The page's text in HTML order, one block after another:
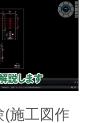
(施工図作